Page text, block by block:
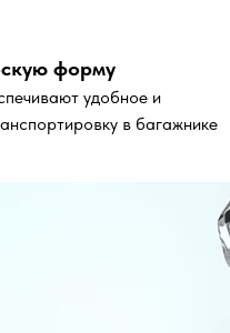
форму
удобное и
в багажнике